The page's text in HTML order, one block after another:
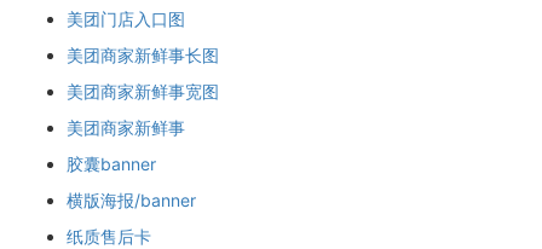
美团门店入口图
美团商家新鲜事长图
美团商家新鲜事宽图
美团商家新鲜事
胶囊banner
横版海报/banner
纸质售后卡